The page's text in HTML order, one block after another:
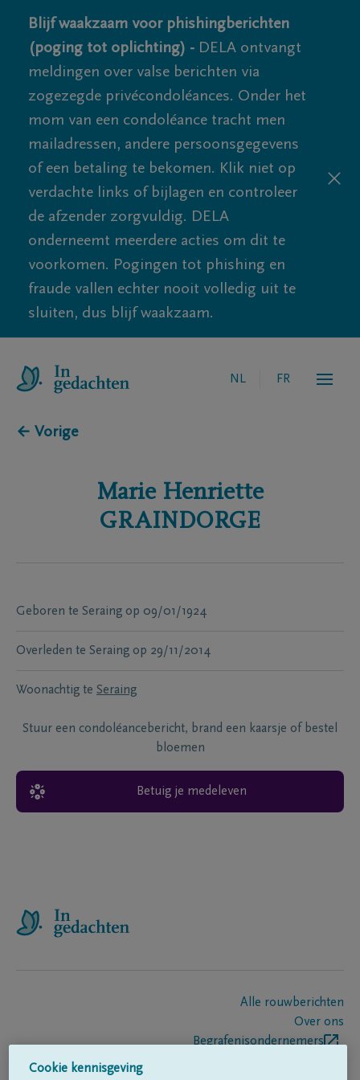
Blijf waakzaam voor phishingberichten
(poging tot oplichting) - DELA ontvangt
meldingen over valse berichten via
zogezegde privécondoléances. Onder het
mom van een condoléance tracht men
mailadressen, andere persoonsgegevens
of een betaling te bekomen. Klik niet op
verdachte links of bijlagen en controleer
de afzender zorgvuldig. DELA
onderneemt meerdere acties om dit te
voorkomen. Pogingen tot phishing en
fraude vallen echter nooit volledig uit te
sluiten, dus blijf waakzaam.
NL FR
← Vorige
Marie Henriette
GRAINDORGE
Geboren te Seraing op 09/01/1924
Overleden te Seraing op 29/11/2014
Woonachtig te Seraing
Stuur een condoléancebericht, brand een kaarsje of bestel
bloemen
Betuig je medeleven
Alle rouwberichten
Over ons
Begrafenisondernemers
Cookie kennisgeving